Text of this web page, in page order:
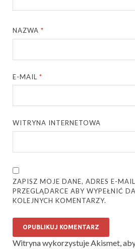
NAZWA*
E-MAIL*
WITRYNA INTERNETOWA
ZAPISZ MOJE DANE, ADRES E-
PRZEGLĄDARCE ABY WYPEŁNIĆ
KOLEJNYCH KOMENTARZY.
Witryna wykorzystuje Akismet,